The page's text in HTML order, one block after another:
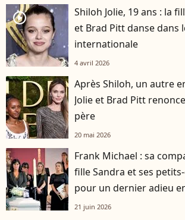
player2
Shiloh Jolie, 19 ans : la
et Brad Pitt danse dans
internationale
4 avril 2026
Après Shiloh, un autre
Jolie et Brad Pitt
père
20 mai 2026
Frank Michael : sa
fille Sandra et ses
pour un dernier adieu
21 juin 2026